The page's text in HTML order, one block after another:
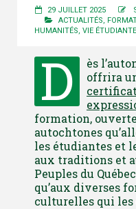
29 JUILLET 2025
ACTUALITÉS
HUMANITÉS VIE ÉTUDIANTE
D
ès
offrira
formation,
autochtones
les étudiantes et
aux traditions et
Peuples du
qu’aux diverses
culturelles qui